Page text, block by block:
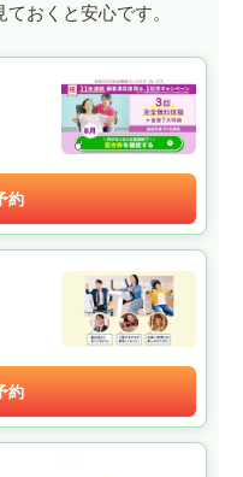
おくと安心です。
約
約